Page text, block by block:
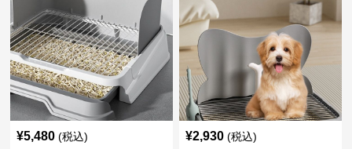
¥5,480 (税込) ¥2,930 (税込)